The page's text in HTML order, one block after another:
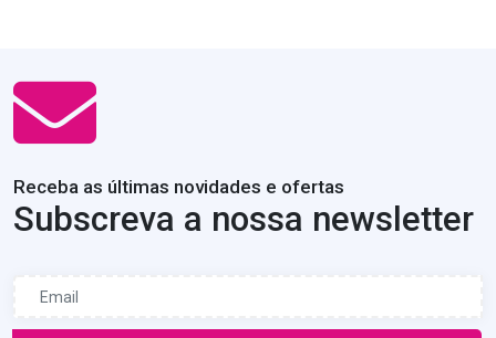
Receba as últimas novidades e ofertas
Subscreva a nossa newsletter